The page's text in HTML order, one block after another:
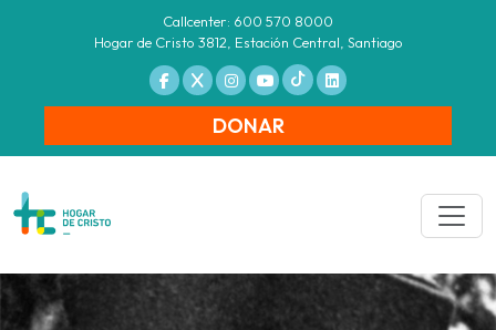
Callcenter: 600 570 8000
Hogar de Cristo 3812, Estación Central, Santiago
DONAR